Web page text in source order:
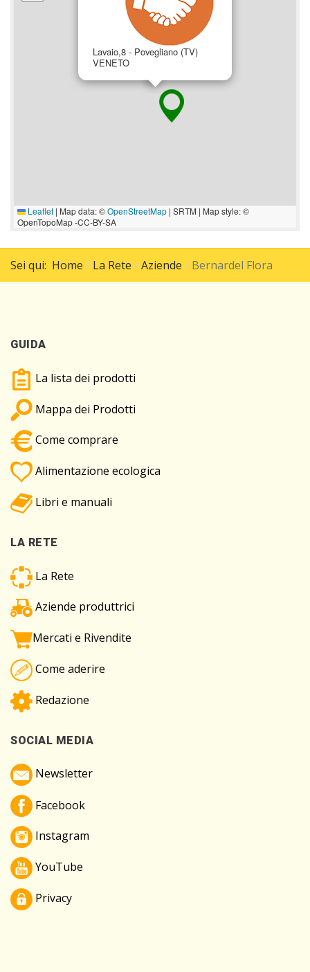
Lavaio,8 - Povegliano (TV)
VENETO
Leaflet | Map data: ©OpenStreetMap | SRTM | Map style: ©
OpenTopoMap -CC-BY-SA
Sei qui: Home La Rete Aziende Bernardel Flora
GUIDA
La lista dei prodotti
Mappa dei Prodotti
Come comprare
Alimentazione ecologica
Libri e manuali
LA RETE
La Rete
Aziende produttrici
Mercati e Rivendite
Come aderire
Redazione
SOCIAL MEDIA
Newsletter
Facebook
Instagram
YouTube
Privacy